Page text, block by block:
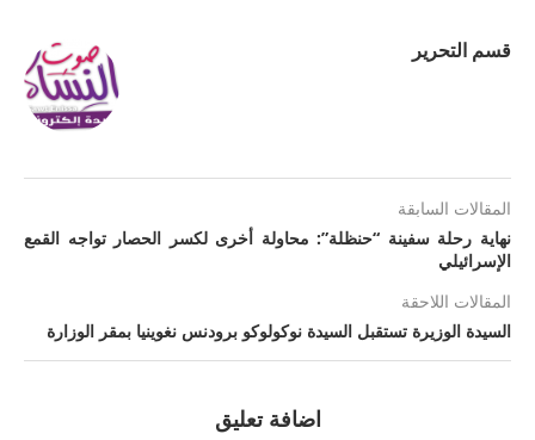
قسم التحرير
المقالات السابقة
نهاية رحلة سفينة “حنظلة”: محاولة أخرى لكسر الحصار تواجه القمع
الإسرائيلي
المقالات اللاحقة
السيدة الوزيرة تستقبل السيدة نوكولوكو برودنس نغوينيا بمقر الوزارة
اضافة تعليق